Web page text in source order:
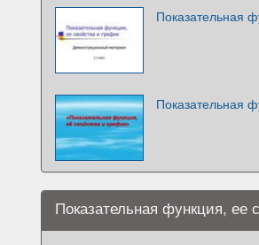
Показательная
Показательная
Показательная функция, ее